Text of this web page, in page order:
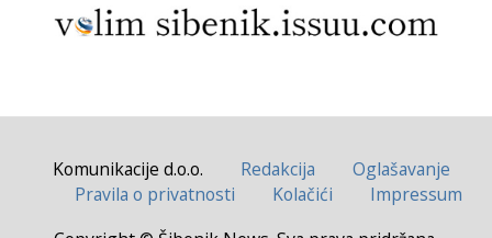
Komunikacije d.o.o. Redakcija
Oglašavanje
Pravila o privatnosti
Kolačići
Impressum